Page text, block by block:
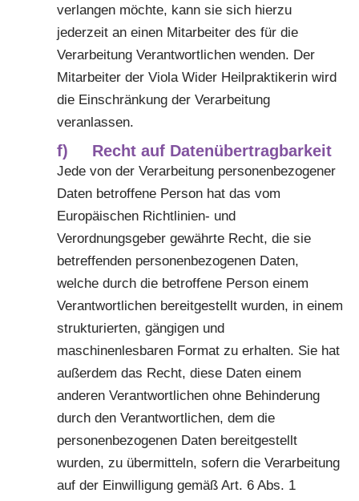
verlangen möchte, kann sie sich hierzu
jederzeit an einen Mitarbeiter des für die
Verarbeitung Verantwortlichen wenden. Der
Mitarbeiter der Viola Wider Heilpraktikerin wird
die Einschränkung der Verarbeitung
veranlassen.
f) Recht auf Datenübertragbarkeit
Jede von der Verarbeitung personenbezogener
Daten betroffene Person hat das vom
Europäischen Richtlinien- und
Verordnungsgeber gewährte Recht, die sie
betreffenden personenbezogenen Daten,
welche durch die betroffene Person einem
Verantwortlichen bereitgestellt wurden, in einem
strukturierten, gängigen und
maschinenlesbaren Format zu erhalten. Sie hat
außerdem das Recht, diese Daten einem
anderen Verantwortlichen ohne Behinderung
durch den Verantwortlichen, dem die
personenbezogenen Daten bereitgestellt
wurden, zu übermitteln, sofern die Verarbeitung
auf der Einwilligung gemäß Art. 6 Abs. 1